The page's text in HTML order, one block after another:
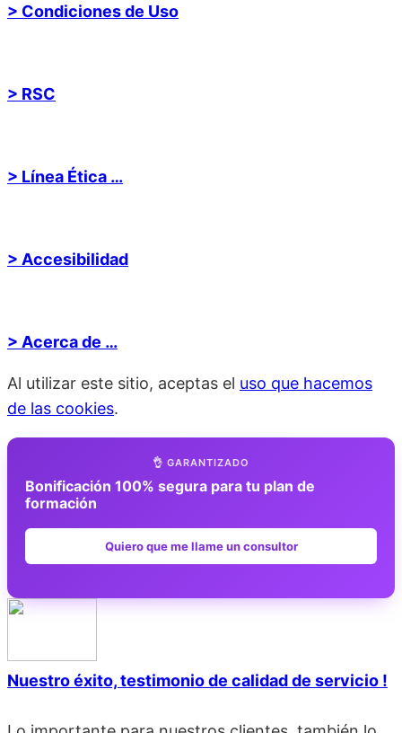
> Condiciones de Uso
> RSC
> Línea Ética …
> Accesibilidad
> Acerca de …
Al utilizar este sitio, aceptas el uso que hacemos
de las cookies.
👌 GARANTIZADO
Bonificación 100% segura para tu plan de
formación
Quiero que me llame un consultor
Nuestro éxito, testimonio de calidad de servicio !